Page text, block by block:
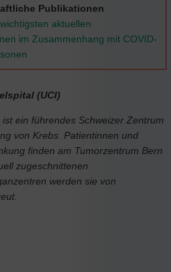
Publikationen
aktuellen
im Zusammenhang mit COVID-
(UCI)
ein führendes Schweizer Zentrum
von Krebs. Patientinnen und
finden am Tumorzentrum Bern
zugeschnittenen
werden sie von